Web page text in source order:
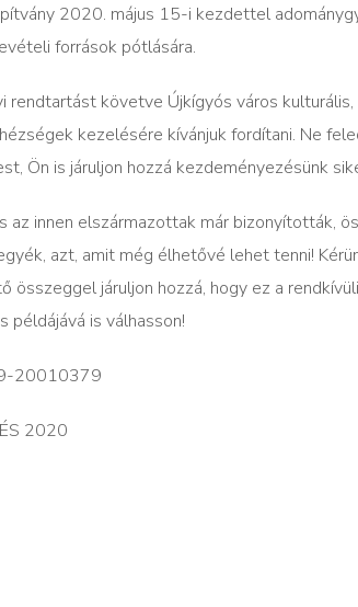
2020. május 15-i kezdettel
források pótlására.
követve Újkígyós város
kezelésére kívánjuk fordítani. Ne
Ön is járuljon hozzá kezdeményezésünk
az innen elszármazottak már bizonyították,
azt, amit még élhetővé lehet tenni!
járuljon hozzá, hogy ez a
példájává is válhasson!
20010379
2020